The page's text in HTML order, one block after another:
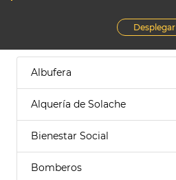
Desplegar
Albufera
Alquería de Solache
Bienestar Social
Bomberos